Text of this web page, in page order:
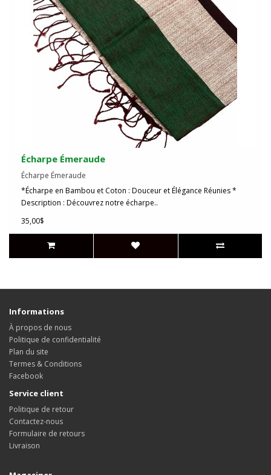
Écharpe Émeraude
Écharpe Émeraude
*Écharpe en Bambou et Coton : Douceur et Élégance Réunies *
Description : Découvrez notre écharpe..
35,00$
Informations
À propos de nous
Politique de confidentialité
Plan du site
Termes & Conditions
Facebook
Service client
Politique de retour
Contactez-nous
Formulaire de retours
Livraison